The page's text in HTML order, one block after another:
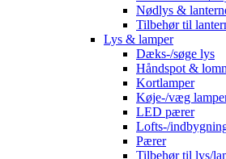
Nødlys &
Tilbehør til
Lys & lamper
Dæks-/søge lys
Håndspot &
Kortlamper
Køje-/væg
LED pærer
Lofts-/
Pærer
Tilbehør til lys/